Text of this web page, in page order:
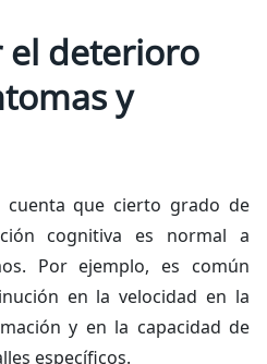
el deterioro
y
que cierto grado de
cognitiva es normal a
Por ejemplo, es común
en la velocidad en la
y en la capacidad de
específicos.